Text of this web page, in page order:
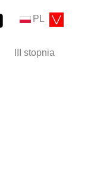
PL
III stopnia